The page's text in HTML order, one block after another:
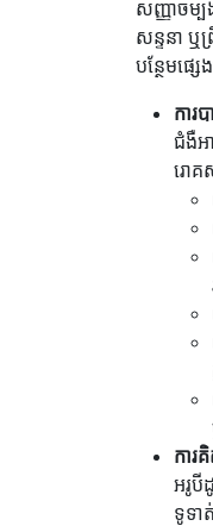
សញ្ញាចម្ប
សន្ទនា ឬ
បន្ថែមផ្
ការ
ជំងឺអ
រោគ
ការ
អរូបី
ទូទា